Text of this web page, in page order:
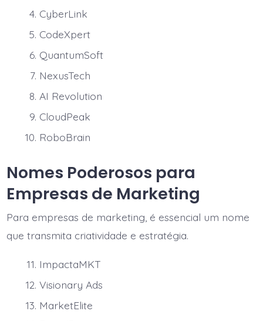
CyberLink
CodeXpert
QuantumSoft
NexusTech
AI Revolution
CloudPeak
RoboBrain
Nomes Poderosos para
Empresas de Marketing
Para empresas de marketing, é essencial um nome
que transmita criatividade e estratégia.
ImpactaMKT
Visionary Ads
MarketElite